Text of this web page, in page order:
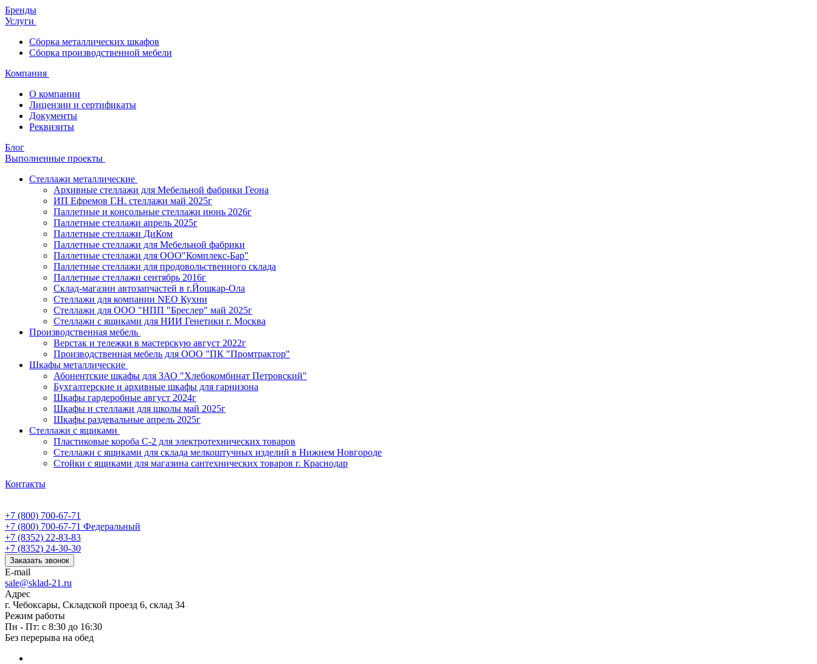
Бренды
Услуги
Сборка металлических шкафов
Сборка производственной мебели
Компания
О компании
Лицензии и сертификаты
Документы
Реквизиты
Блог
Выполненные проекты
Стеллажи металлические
Архивные стеллажи для Мебельной фабрики Геона
ИП Ефремов Г.Н. стеллажи май 2025г
Паллетные и консольные стеллажи июнь 2026г
Паллетные стеллажи апрель 2025г
Паллетные стеллажи ДиКом
Паллетные стеллажи для Мебельной фабрики
Паллетные стеллажи для ООО"Комплекс-Бар"
Паллетные стеллажи для продовольственного склада
Паллетные стеллажи сентябрь 2016г
Склад-магазин автозапчастей в г.Йошкар-Ола
Стеллажи для компании NEO Кухни
Стеллажи для ООО "НПП "Бреслер" май 2025г
Стеллажи с ящиками для НИИ Генетики г. Москва
Производственная мебель
Верстак и тележки в мастерскую август 2022г
Производственная мебель для ООО "ПК "Промтрактор"
Шкафы металлические
Абонентские шкафы для ЗАО "Хлебокомбинат Петровский"
Бухгалтерские и архивные шкафы для гарнизона
Шкафы гардеробные август 2024г
Шкафы и стеллажи для школы май 2025г
Шкафы раздевальные апрель 2025г
Стеллажи с ящиками
Пластиковые короба С-2 для электротехнических товаров
Стеллажи с ящиками для склада мелкоштучных изделий в Нижнем Новгороде
Стойки с ящиками для магазина сантехнических товаров г. Краснодар
Контакты
+7 (800) 700-67-71
+7 (800) 700-67-71 Федеральный
+7 (8352) 22-83-83
+7 (8352) 24-30-30
Заказать звонок
E-mail
sale@sklad-21.ru
Адрес
г. Чебоксары, Складской проезд 6, склад 34
Режим работы
Пн - Пт: с 8:30 до 16:30
Без перерыва на обед